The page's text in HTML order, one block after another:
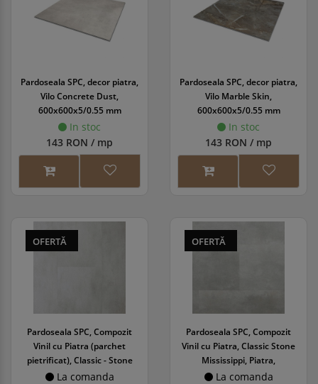
Pardoseala SPC, decor piatra,
Vilo Concrete Dust,
600x600x5/0.55 mm
In stoc
143 RON / mp
Pardoseala SPC, decor piatra,
Vilo Marble Skin,
600x600x5/0.55 mm
In stoc
143 RON / mp
OFERTĂ
Pardoseala SPC, Compozit
Vinil cu Piatra (parchet
pietrificat), Classic - Stone
Nile, Piatra,
La comanda
OFERTĂ
Pardoseala SPC, Compozit
Vinil cu Piatra, Classic Stone
Mississippi, Piatra,
457x914x5.5/0.4mm,
La comanda